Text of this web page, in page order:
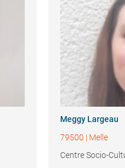
Meggy Largeau
79500 | Melle
Centre Socio-